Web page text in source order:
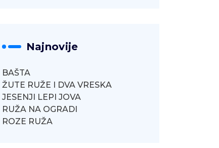
Najnovije
BAŠTA
ŽUTE RUŽE I DVA VRESKA
JESENJI LEPI JOVA
RUŽA NA OGRADI
ROZE RUŽA